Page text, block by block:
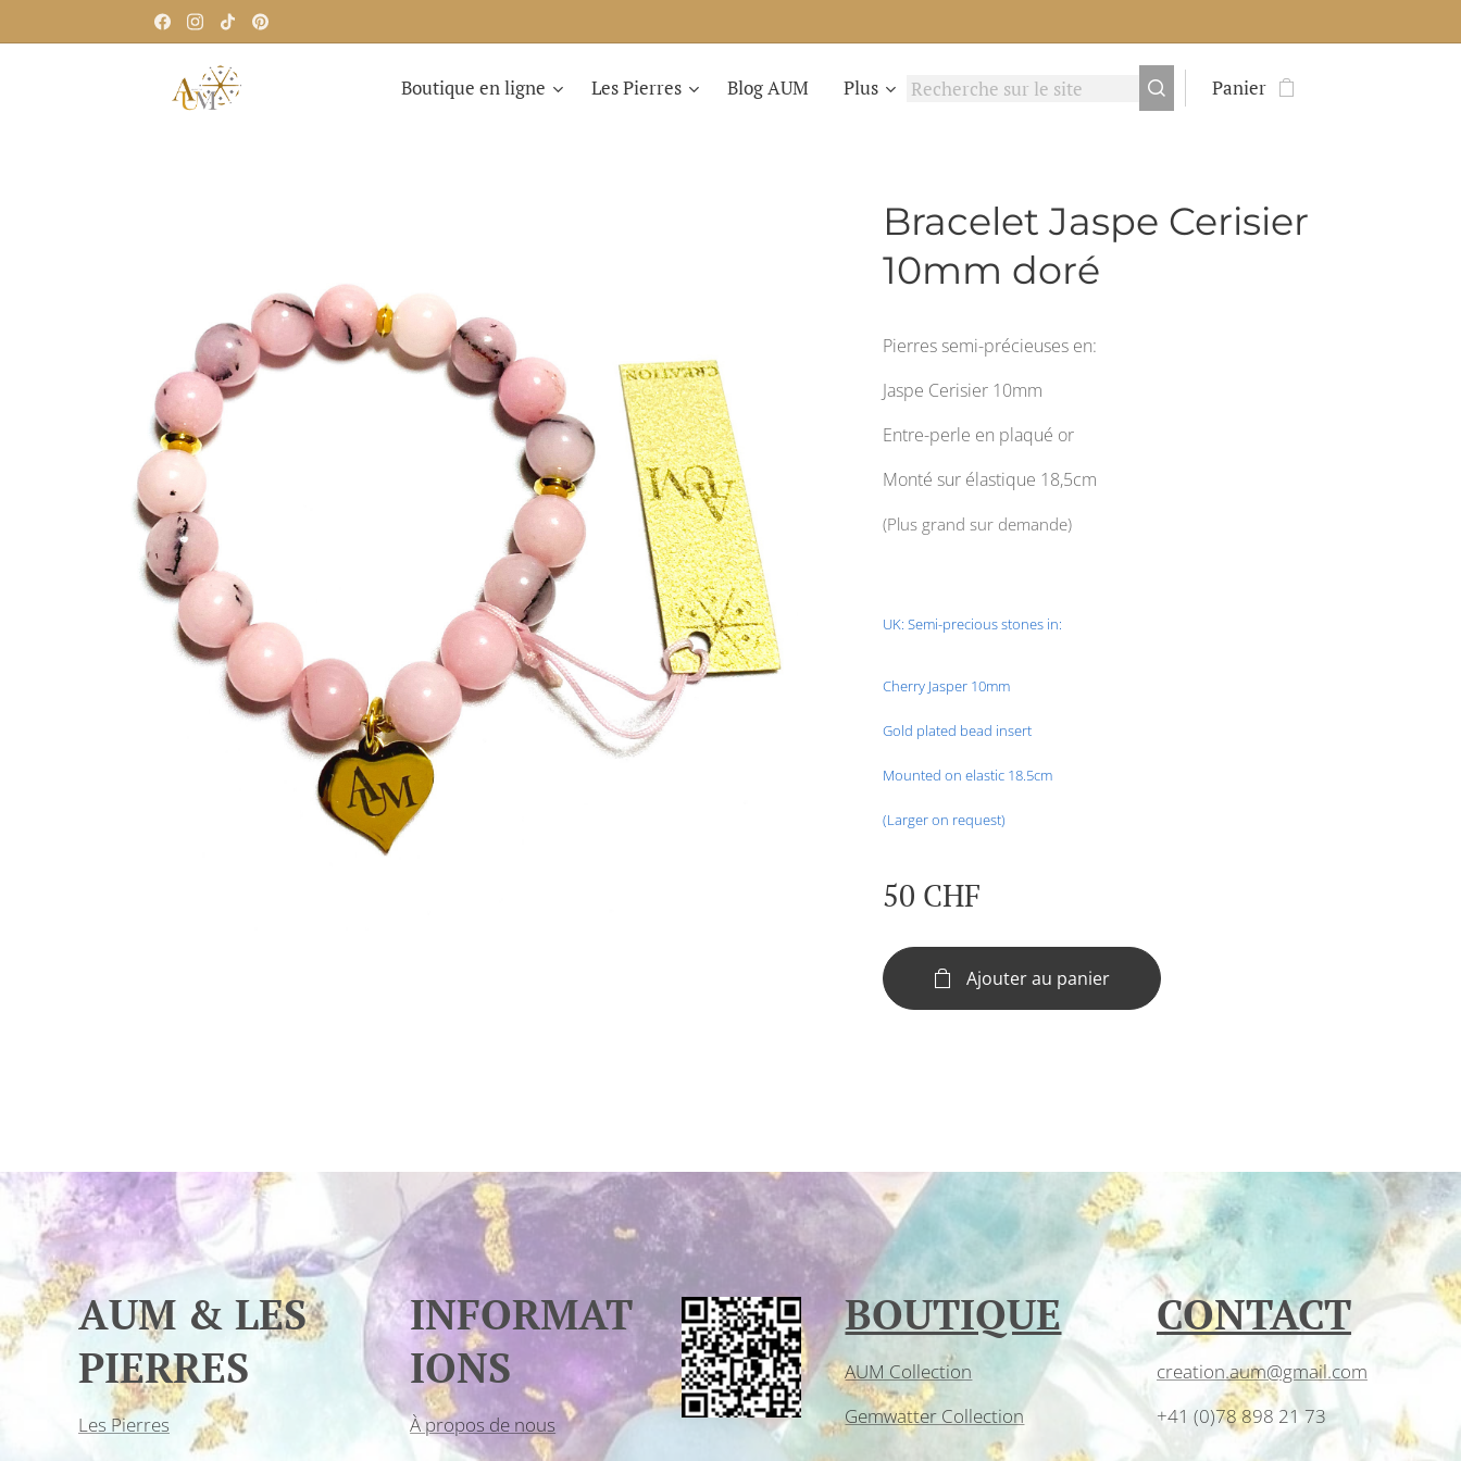
Boutique en ligne Les Pierres Blog AUM Plus Panier
Bracelet Jaspe Cerisier
10mm doré
Pierres semi-précieuses en:
Jaspe Cerisier 10mm
Entre-perle en plaqué or
Monté sur élastique 18,5cm
(Plus grand sur demande)
UK: Semi-precious stones in:
Cherry Jasper 10mm
Gold plated bead insert
Mounted on elastic 18.5cm
(Larger on request)
50 CHF
Ajouter au panier
AUM & LES
PIERRES
Les Pierres
INFORMAT
IONS
À propos de nous
BOUTIQUE
AUM Collection
Gemwatter Collection
CONTACT
creation.aum@gmail.com
+41 (0)78 898 21 73